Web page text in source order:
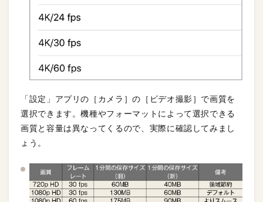
「設定」アプリの［カメラ］の［ビデオ撮影］で画質を
選択できます。機種やフォーマットによって選択できる
画質と容量は異なってくるので、実際に確認してみまし
ょう。